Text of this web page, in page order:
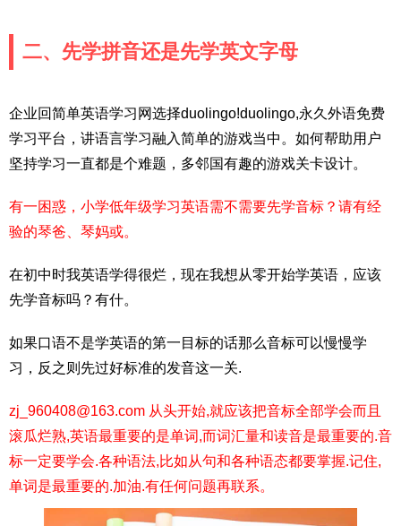
二、先学拼音还是先学英文字母
企业回简单英语学习网选择duolingo!duolingo,永久外语免费
学习平台，讲语言学习融入简单的游戏当中。如何帮助用户
坚持学习一直都是个难题，多邻国有趣的游戏关卡设计。
有一困惑，小学低年级学习英语需不需要先学音标？请有经
验的琴爸、琴妈或。
在初中时我英语学得很烂，现在我想从零开始学英语，应该
先学音标吗？有什。
如果口语不是学英语的第一目标的话那么音标可以慢慢学
习，反之则先过好标准的发音这一关.
zj_960408@163.com 从头开始,就应该把音标全部学会而且
滚瓜烂熟,英语最重要的是单词,而词汇量和读音是最重要的.音
标一定要学会.各种语法,比如从句和各种语态都要掌握.记住,
单词是最重要的.加油.有任何问题再联系。